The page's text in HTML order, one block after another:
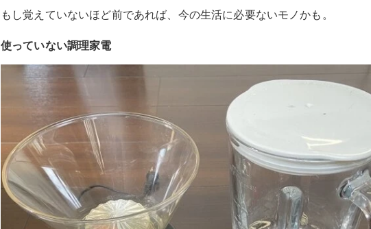
もし覚えていないほど前であれば、今の生活に必要ないモノかも。
使っていない調理家電